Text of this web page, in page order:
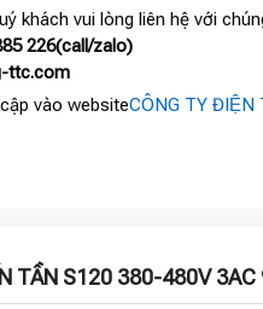
khách vui lòng liên hệ với
226(call/zalo)
ttc.com
vào websiteCÔNG TY ĐIỆN
TẦN S120 380-480V 3AC